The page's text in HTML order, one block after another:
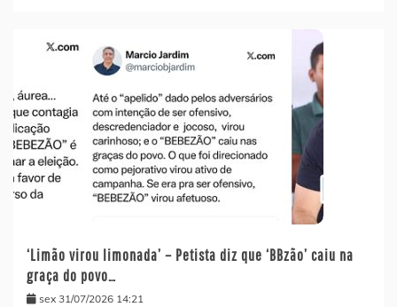
‘Limão virou limonada’ – Petista diz que ‘BBzão’ caiu na
graça do povo…
sex 31/07/2026 14:21